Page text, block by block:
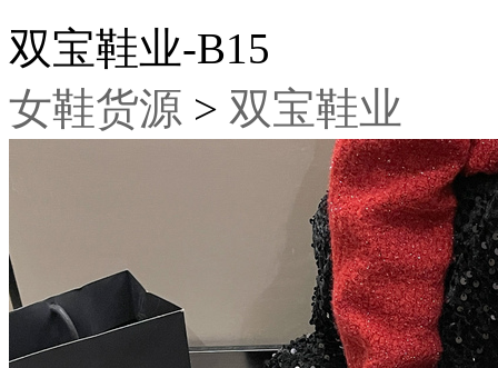
双宝鞋业-B15
女鞋货源 > 双宝鞋业